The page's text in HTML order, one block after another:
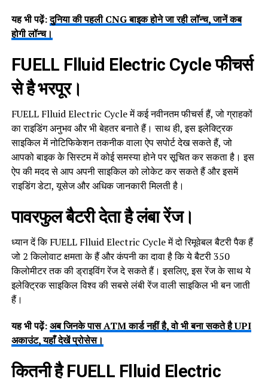
यह भी पढ़ें:दुनिया की पहली CNG बाइक होने जा रही लॉन्च, जानें कब
होगी लॉन्च।
FUELL Flluid Electric Cycle फीचर्स
से है भरपूर।
FUELL Flluid Electric Cycle में कई नवीनतम फीचर्स हैं, जो ग्राहकों
का राइडिंग अनुभव और भी बेहतर बनाते हैं। साथ ही, इस इलेक्ट्रिक
साइकिल में नोटिफिकेशन तकनीक वाला ऐप सपोर्ट देख सकते हैं, जो
आपको बाइक के सिस्टम में कोई समस्या होने पर सूचित कर सकता है। इस
ऐप की मदद से आप अपनी साइकिल को लोकेट कर सकते हैं और इसमें
राइडिंग डेटा, यूसेज और अधिक जानकारी मिलती है।
पावरफुल बैटरी देता है लंबा रेंज।
ध्यान दें कि FUELL Flluid Electric Cycle में दो रिमूवेबल बैटरी पैक हैं
जो 2 किलोवाट क्षमता के हैं और कंपनी का दावा है कि ये बैटरी 350
किलोमीटर तक की ड्राइविंग रेंज दे सकते हैं। इसलिए, इस रेंज के साथ ये
इलेक्ट्रिक साइकिल विश्व की सबसे लंबी रेंज वाली साइकिल भी बन जाती
हैं।
यह भी पढ़ें:अब जिनके पास ATM कार्ड नहीं है, वो भी बना सकते है UPI
अकाउंट, यहाँ देखें प्रोसेस।
कितनी हैFUELL Flluid Electric